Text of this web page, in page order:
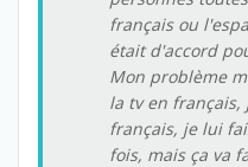
français ou
était d'accord
Mon problème
la tv en français,
français, je lui
fois, mais ça va